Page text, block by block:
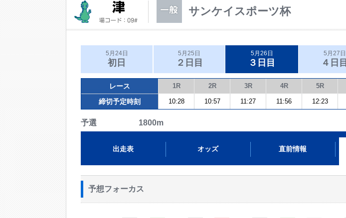
サンケイスポーツ杯
5月24日
初日
5月25日
２日目
5月26日
３日目
5月27日
４日目
レース 1R 2R 3R 4R 5R
締切予定時刻 10:28 10:57 11:27 11:56 12:23
予選 1800m
出走表 オッズ 直前情報
予想フォーカス